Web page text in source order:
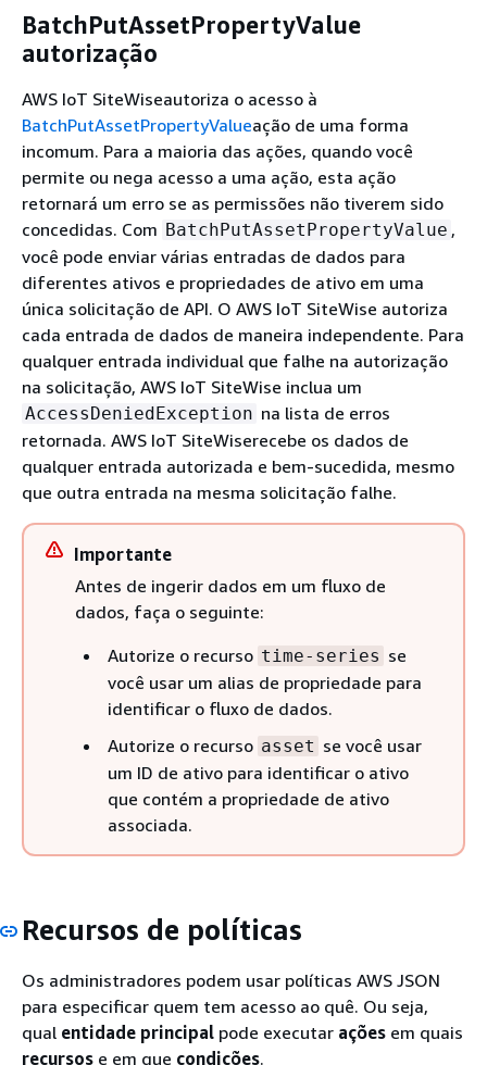
BatchPutAssetPropertyValue
autorização
AWS IoT SiteWiseautoriza o acesso à
BatchPutAssetPropertyValueação de uma forma
incomum. Para a maioria das ações, quando você
permite ou nega acesso a uma ação, esta ação
retornará um erro se as permissões não tiverem sido
concedidas. Com BatchPutAssetPropertyValue ,
você pode enviar várias entradas de dados para
diferentes ativos e propriedades de ativo em uma
única solicitação de API. O AWS IoT SiteWise autoriza
cada entrada de dados de maneira independente. Para
qualquer entrada individual que falhe na autorização
na solicitação, AWS IoT SiteWise inclua um
AccessDeniedException na lista de erros
retornada. AWS IoT SiteWiserecebe os dados de
qualquer entrada autorizada e bem-sucedida, mesmo
que outra entrada na mesma solicitação falhe.
Importante
Antes de ingerir dados em um fluxo de
dados, faça o seguinte:
Autorize o recurso time-series se
você usar um alias de propriedade para
identificar o fluxo de dados.
Autorize o recurso asset se você usar
um ID de ativo para identificar o ativo
que contém a propriedade de ativo
associada.
Recursos de políticas
Os administradores podem usar políticas AWS JSON
para especificar quem tem acesso ao quê. Ou seja,
qual entidade principal pode executar ações em quais
recursos e em que condições.